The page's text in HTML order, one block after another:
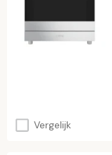
Vergelijk